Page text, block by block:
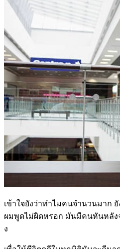
เข้าใจยังว่าทำไมคนจำนวนมาก
ผมพูดไม่ผิดหรอก มันมีคนหันหลังจ
ง